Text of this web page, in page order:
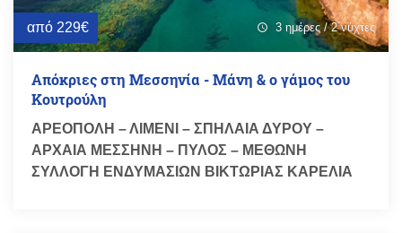
από 229€ schedule 3 ημέρες / 2 νύχτες
Απόκριες στη Μεσσηνία - Μάνη & ο γάμος του
Κουτρούλη
ΑΡΕΟΠΟΛΗ – ΛΙΜΕΝΙ – ΣΠΗΛΑΙΑ ΔΥΡΟΥ –
ΑΡΧΑΙΑ ΜΕΣΣΗΝΗ – ΠΥΛΟΣ – ΜΕΘΩΝΗ
ΣΥΛΛΟΓΗ ΕΝΔΥΜΑΣΙΩΝ ΒΙΚΤΩΡΙΑΣ ΚΑΡΕΛΙΑ